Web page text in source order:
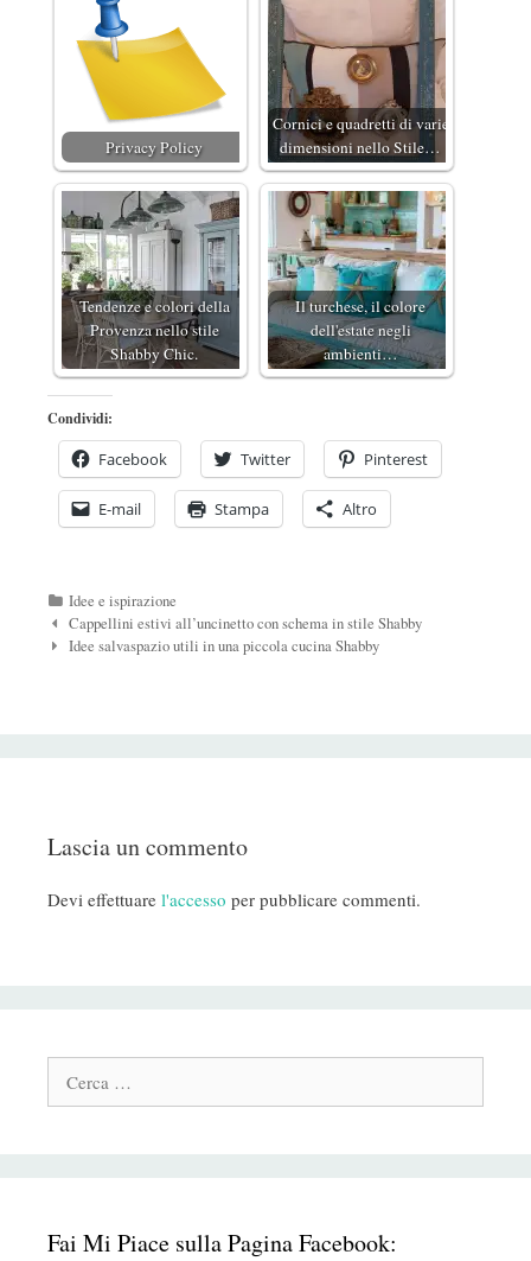
Privacy Policy
Cornici e quadretti di varie
dimensioni nello Stile…
Tendenze e colori della
Provenza nello stile
Shabby Chic.
Il turchese, il colore
dell'estate negli
ambienti…
Condividi:
Facebook Twitter Pinterest
E-mail Stampa Altro
Categorie
Idee e ispirazione
Navigazione
Post
Cappellini estivi all’uncinetto con schema in stile Shabby
Idee salvaspazio utili in una piccola cucina Shabby
Lascia un commento
Devi effettuare l'accesso per pubblicare commenti.
Cerca:
Fai Mi Piace sulla Pagina Facebook: